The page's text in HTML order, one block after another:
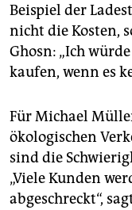
Beispiel der
nicht die Kosten,
Ghosn: „Ich
kaufen, wenn es
Für Michael
ökologischen
sind die
„Viele Kunden
abgeschreckt“,